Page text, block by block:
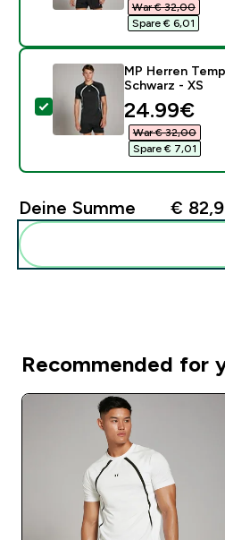
War € 32,00‎
Spare € 6,01‎
Dieses Produkt
MP Herren
Schwarz - XS
24.99€‎
War € 32,00‎
Spare € 7,01‎
Deine Summe €
Recommended for